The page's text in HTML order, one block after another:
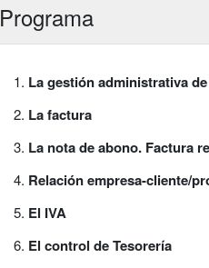
Programa
La gestión administrativa
La factura
La nota de abono. Factura
Relación empresa-cliente/
El IVA
El control de Tesorería